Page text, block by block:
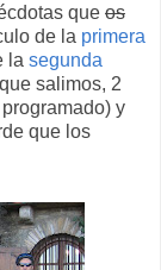
que os
de la primera
la segunda
salimos, 2
y
que los